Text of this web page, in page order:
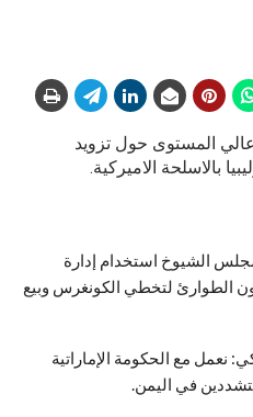
المستوى حول تزويد
بالاسلحة الاميركية.
الشيوخ استخدام إدارة
الطوارئ لتخطي الكونغرس وبيع
نعمل مع الحكومة الإماراتية
في اليمن.